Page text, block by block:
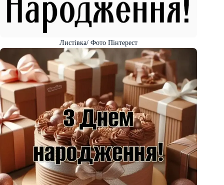
Листівка/ Фото Пінтерест